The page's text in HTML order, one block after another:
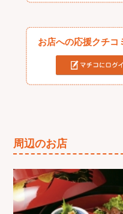
お店への応援クチコ
周辺のお店